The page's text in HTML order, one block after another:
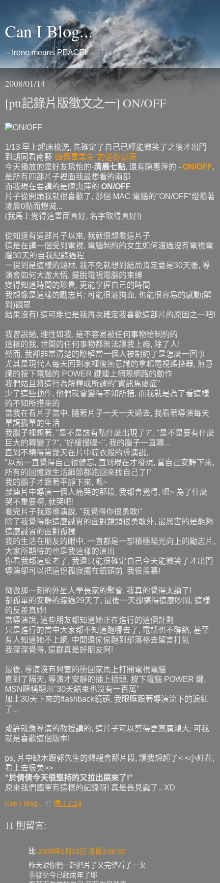
Can I Blog...
-- Irene means PEACE! --
2008/01/14
[ptt記錄片版徵文之一] ON/OFF
1/13 早上起床梳洗, 先確定了自己已經能微笑了之後才出門
到胡同看南藝"四個畢業生"的迷你影展
今天播放的是好友琇怡的-清晨七點, 還有陳惠萍的 - ON/OFF,
是所有四部片子裡面我最想看的兩部
而我現在要講的是陳惠萍的 ON/OFF
片子從開頭我就很喜歡了, 那個 MAC 電腦的"ON/OFF"燈隨著
凌晨0點而熄滅...
(我馬上覺得這畫面真好, 名字取得真好!)
從知道有這部片子以來, 我就很想看這片子
這是在講一個受到電視, 電腦制約的女生如何渡過沒有電視電
腦30天的自我紀錄過程
一提到是這樣的題材, 我不免就想到結局肯定要是30天後, 導
演會如何大澈大悟, 擺脫電視電腦的束縛
變得知道時間的珍貴, 更能掌握自己的時間
我想像是這樣的勵志片: 可能很灑狗血, 也能很容易的感動(騙
到)觀眾
結果沒有! 這可能也是我再次確定我喜歡這部片的原因之一吧!
我曾說過, 理性如我, 是不容易被任何事物給制約的
這樣的我, 世間的任何事物都無法讓我上癮, 除了人!
然而, 我卻非常清楚的瞭解當一個人被制約了是怎麼一回事
尤其是現代人每天回到家裡後無意識的拿起電視遙控器, 無意
識的按下電腦的 POWER 鍵連上網際網路的動作
我們姑且將這行為解釋成所謂的"資訊焦慮症"
少了這些動作, 他們就會變得不知所措, 而我就是為了看這樣
的不知所措來的
當我在看片子當中, 隨著片子一天一天過去, 我看著導演每天
單調孤單的生活
我腦子裡想著, "是不是該有點什麼出現了?", "是不是要有什麼
巨大的轉變了?", "好緩慢喔~", 我的腦子一直轉...
直到不曉得第幾天在片中晾衣服的導演說,
"以前一直覺得自己很健忘, 直到現在才發現, 當自己安靜下來,
所有的回憶跟生活細節都跑回來找自己了!"
我的腦子才跟著平靜下來, 嗯~
就連片中導演一個人痛哭的那段, 我都會覺得, 嗯~ 為了什麼
哭不重要啊, 就哭吧!
看完片子我跟導演說, "我覺得你很勇敢!"
除了我覺得能這麼誠實的面對鏡頭很勇敢外, 最厲害的是能夠
這麼誠實的面對孤獨
我的生活在朋友的眼中, 一直都是一部積極陽光向上的勵志片,
大家所期待的也是我這樣的演出
你看我都這麼老了, 我還只能很確定自己今天能微笑了才出門
導演卻可以把這份孤寂擺在鏡頭前, 我很羨慕!
倒數那一刻的外星人學長家的聚會, 我真的覺得太讚了!
都孤單的安靜的渡過29天了, 最後一天卻搞得這麼吵鬧, 這樣
的反差真妙!
當導演說, 這些朋友都知道她正在進行的這個計劃
只是進行的當中大家都不知道跑哪去了, 電話也不聯絡, 甚至
有人知道她不上網, 中間還偷偷跑到部落格去留言打氣
我深深覺得, 這群真是好朋友阿!
最後, 導演沒有興奮的衝回家馬上打開電視電腦
直到了隔天, 導演才安靜的插上插頭, 按下電腦 POWER 鍵,
MSN暱稱顯示"30天結束也沒有一百萬"
加上30天下來的flashback鏡頭, 我眼眶跟著導演流下的淚紅
了...
或許就像導演的教授講的, 這片子可以剪得更寬廣鴻大, 可我
就是喜歡這個版本!
ps, 片中缺木跟郭先生的懇親會那片段, 讓我想起了< <小紅花,
看上去很美>>
"於倩倩今天很堅持的又拉出屎來了!"
原來我們國軍有這樣的記錄呀! 真是長見識了.. XD
Can I Blog... 於 晚上7:24
11 則留言:
比 2008年1月15日 凌晨2:06:00
昨天跟你們一起把片子又完整看了一次
事發至今已經兩年了耶